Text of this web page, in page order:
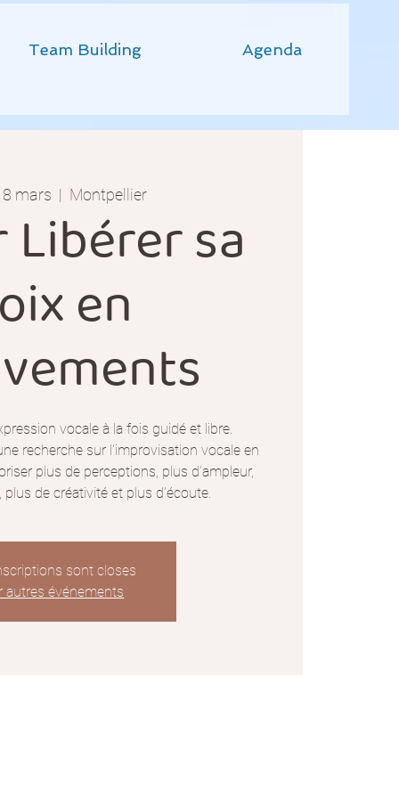
Team Building Agenda
mars
  |
Montpellier
sa
en
vocale à la fois guidé et libre.
recherche sur l'improvisation vocale en
plus de perceptions, plus d’ampleur,
de créativité et plus d’écoute.
sont closes
autres événements